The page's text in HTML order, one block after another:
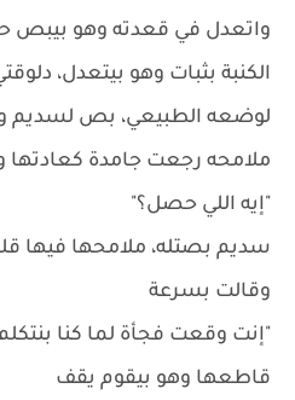
واتعدل في قعدته وهو بيبص
الكنبة بثبات وهو بيتعدل،
لوضعه الطبيعي، بص لسديم
ملامحه رجعت جامدة
"إيه اللي حصل؟"
سديم بصتله، ملامحها فيها
وقالت بسرعة
"إنت وقعت فجأة لما كنا
قاطعها وهو بيقوم يقف